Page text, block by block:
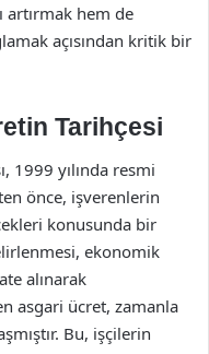
artırmak hem de
açısından kritik bir
Tarihçesi
1999 yılında resmi
önce, işverenlerin
konusunda bir
ekonomik
alınarak
asgari ücret, zamanla
Bu, işçilerin